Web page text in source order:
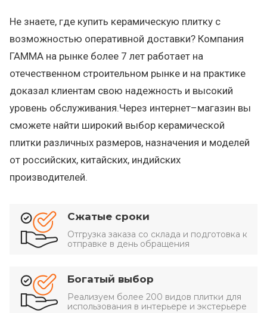
Не знаете, где купить керамическую плитку с
возможностью оперативной доставки? Компания
ГАММА на рынке более 7 лет работает на
отечественном строительном рынке и на практике
доказал клиентам свою надежность и высокий
уровень обслуживания.Через интернет–магазин вы
сможете найти широкий выбор керамической
плитки различных размеров, назначения и моделей
от российских, китайских, индийских
производителей.
Сжатые сроки
Отгрузка заказа со склада и подготовка к
отправке в день обращения
Богатый выбор
Реализуем более 200 видов плитки для
использования в интерьере и экстерьере